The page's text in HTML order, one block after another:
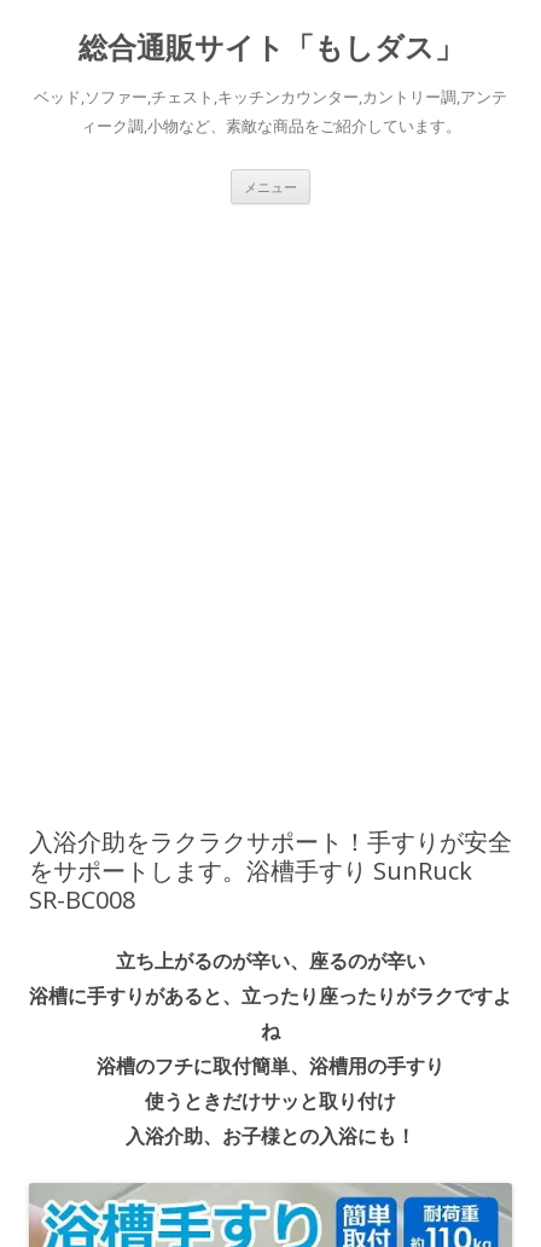
総合通販サイト「もしダス」
ベッド,ソファー,チェスト,キッチンカウンター,カントリー調,アンテ
ィーク調,小物など、素敵な商品をご紹介しています。
メニュー
入浴介助をラクラクサポート！手すりが安全
をサポートします。浴槽手すり SunRuck
SR-BC008
立ち上がるのが辛い、座るのが辛い
浴槽に手すりがあると、立ったり座ったりがラクですよ
ね
浴槽のフチに取付簡単、浴槽用の手すり
使うときだけサッと取り付け
入浴介助、お子様との入浴にも！